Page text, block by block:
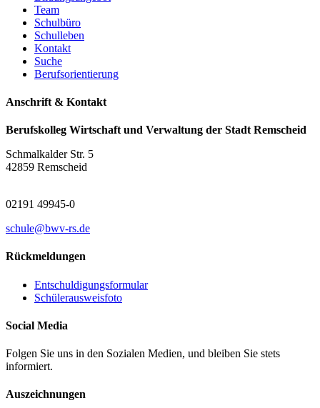
Team
Schulbüro
Schulleben
Kontakt
Suche
Berufsorientierung
Anschrift & Kontakt
Berufskolleg Wirtschaft und Verwaltung der Stadt Remscheid
Schmalkalder Str. 5
42859 Remscheid
02191 49945-0
schule@bwv-rs.de
Rückmeldungen
Entschuldigungsformular
Schülerausweisfoto
Social Media
Folgen Sie uns in den Sozialen Medien, und bleiben Sie stets
informiert.
Auszeichnungen